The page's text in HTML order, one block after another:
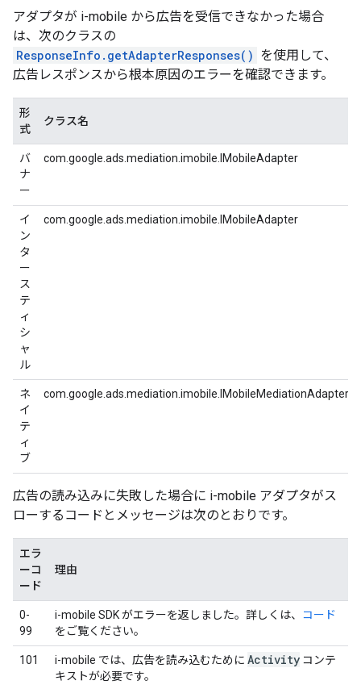
アダプタが i-mobile から広告を受信できなかった場合
は、次のクラスの
ResponseInfo.getAdapterResponses() を使用して、
広告レスポンスから根本原因のエラーを確認できます。
形
式
クラス名
バ
ナ
ー
com.google.ads.mediation.imobile.IMobileAdapter
イ
ン
タ
ー
ス
テ
ィ
シ
ャ
ル
com.google.ads.mediation.imobile.IMobileAdapter
ネ
イ
テ
ィ
ブ
com.google.ads.mediation.imobile.IMobileMediationAdapter
広告の読み込みに失敗した場合に i-mobile アダプタがス
ローするコードとメッセージは次のとおりです。
エラ
ーコ
ード
理由
0-
99
i-mobile SDK がエラーを返しました。詳しくは、 コード
をご覧ください。
101 i-mobile では、広告を読み込むために Activity コンテ
キストが必要です。